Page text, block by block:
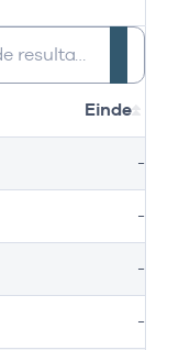
Einde
-
-
-
-